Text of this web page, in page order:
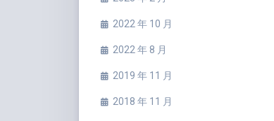
2022 年 10 月
2022 年 8 月
2019 年 11 月
2018 年 11 月